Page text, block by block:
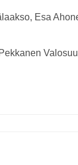
Esa